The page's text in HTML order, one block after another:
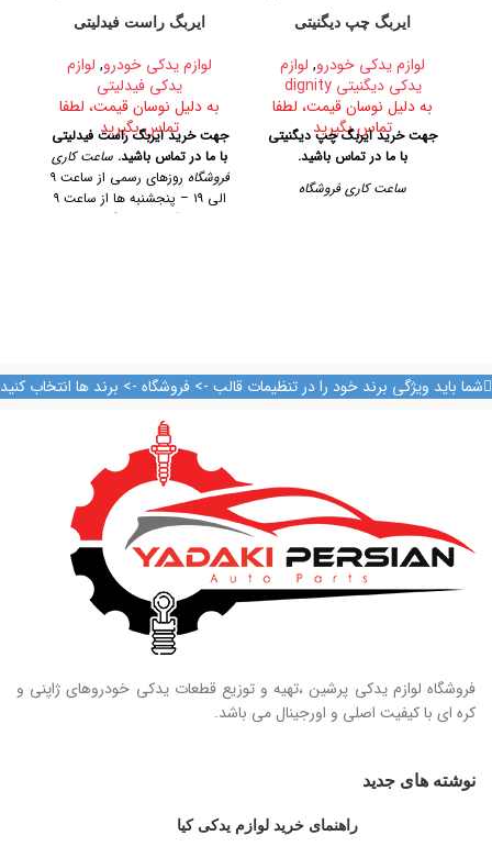
ایربگ چپ دیگنیتی
لوازم یدکی خودرو, لوازم
یدکی دیگنیتی dignity
به دلیل نوسان قیمت، لطفا
تماس بگیرید
جهت خرید ایربگ چپ دیگنیتی
با ما در تماس باشید.
ساعت کاری فروشگاه
09128884461
ایربگ راست فیدلیتی
لوازم یدکی خودرو, لوازم
یدکی فیدلیتی
به دلیل نوسان قیمت، لطفا
تماس بگیرید
جهت خرید ایربگ راست فیدلیتی
با ما در تماس باشید. ساعت کاری
فروشگاه
روزهای رسمی از ساعت ۹
الی ۱۹ – پنجشنبه ها از ساعت ۹
آدرس فروشگاه
شما باید ویژگی برند خود را در تنظیمات قالب -> فروشگاه -> برند ها انتخاب کنید
فروشگاه لوازم یدکی پرشین ،تهیه و توزیع قطعات یدکی خودروهای ژاپنی و
کره ای با کیفیت اصلی و اورجینال می باشد.
نوشته های جدید
راهنمای خرید لوازم یدکی کیا